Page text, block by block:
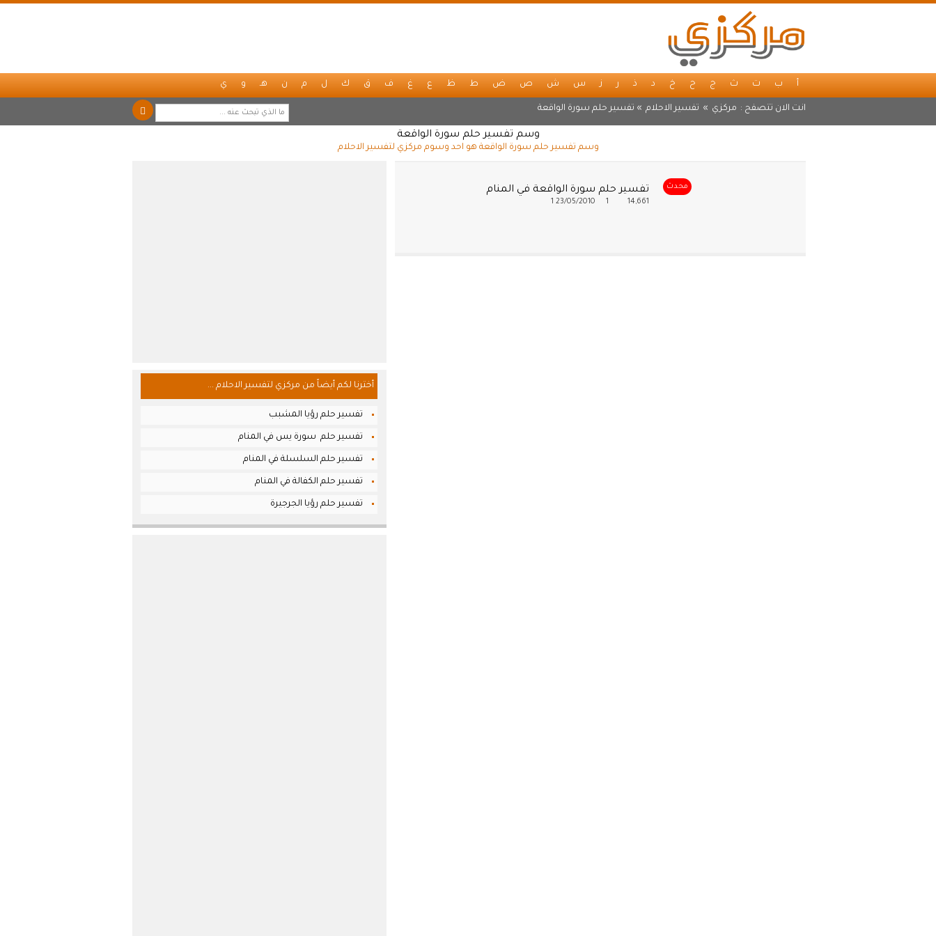
أ ب ت ث ج ح خ د ذ ر ز س ش ص ض ط ظ ع غ ف ق ك ل م ن هـ و ي
انت الان تتصفح : مركزي » تفسير الاحلام » تفسير حلم سورة الواقعة
وسم تفسير حلم سورة الواقعة
وسم تفسير حلم سورة الواقعة هو احد وسوم مركزي لتفسير الاحلام
محدث تفسير حلم سورة الواقعة في المنام
14,661
23/05/2010
1
أخترنا لكم أيضاً من مركزي لتفسير الاحلام ...
تفسير حلم رؤيا المشبب
تفسير حلم سورة يس في المنام
تفسير حلم السلسلة في المنام
تفسير حلم الكفالة في المنام
تفسير حلم رؤيا الجرجيرة